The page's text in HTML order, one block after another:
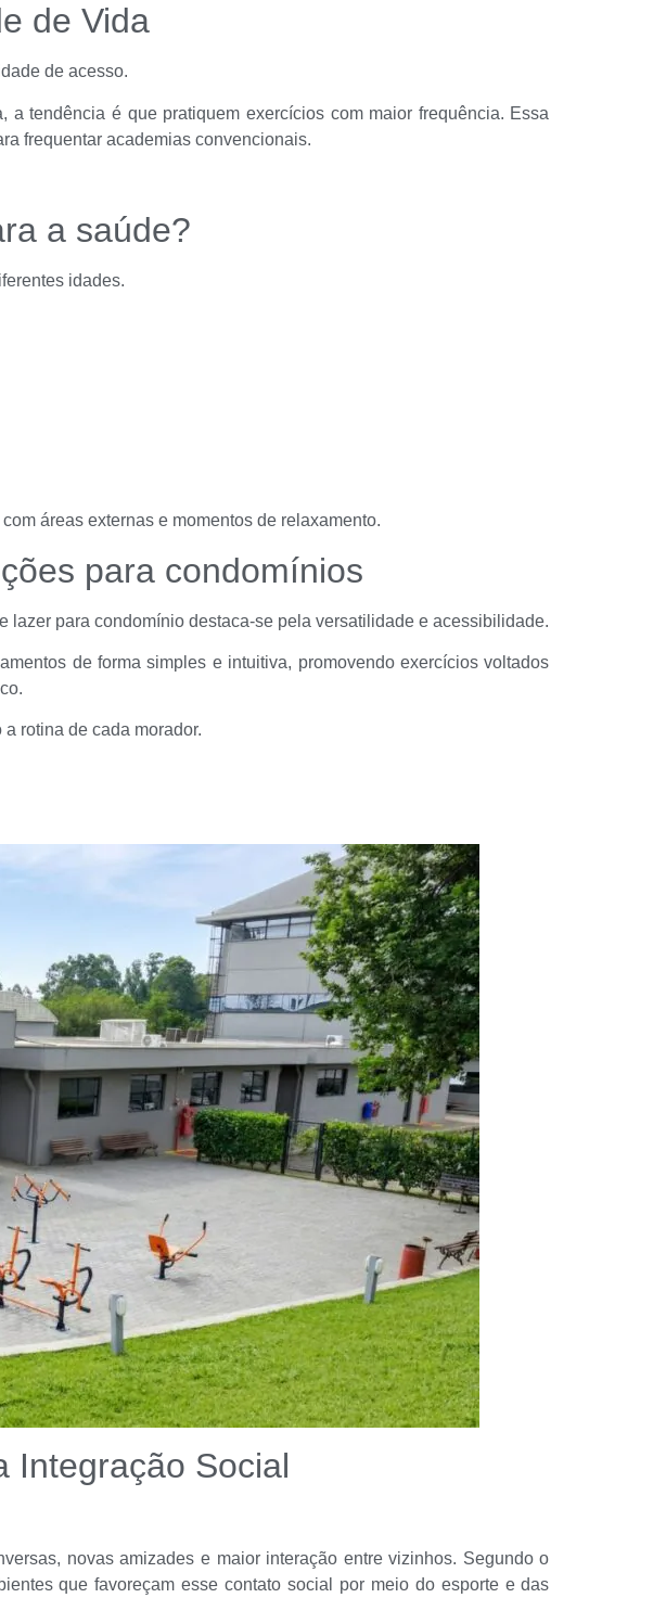
de Vida
de acesso.
tendência é que pratiquem exercícios com maior frequência. Essa
frequentar academias convencionais.
a saúde?
idades.
áreas externas e momentos de relaxamento.
para condomínios
lazer para condomínio destaca-se pela versatilidade e acessibilidade.
de forma simples e intuitiva, promovendo exercícios voltados
rotina de cada morador.
Integração Social
novas amizades e maior interação entre vizinhos. Segundo o
que favoreçam esse contato social por meio do esporte e das